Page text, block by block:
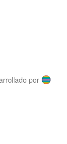
por